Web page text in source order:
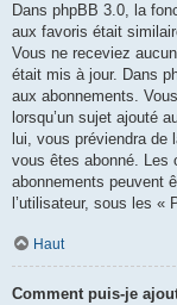
Dans phpBB 3.0, la
aux favoris était
Vous ne receviez
était mis à jour. Dans
aux abonnements.
lorsqu’un sujet ajouté
lui, vous préviendra de
vous êtes abonné. Les
abonnements peuvent
l’utilisateur, sous les «
Haut
Comment puis-je